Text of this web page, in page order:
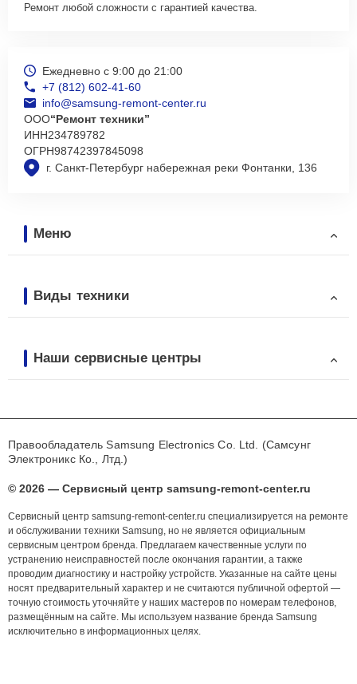
Ремонт любой сложности с гарантией качества.
г. Санкт-Петербург набережная реки Фонтанки, 136
Ежедневно с 9:00 до 21:00
+7 (812) 602-41-60
info@samsung-remont-center.ru
ООО“Ремонт техники”
ИНН234789782
ОГРН98742397845098
Меню
Виды техники
Наши сервисные центры
Правообладатель Samsung Electronics Co. Ltd. (Самсунг
Электроникс Ко., Лтд.)
© 2026 — Сервисный центр samsung-remont-center.ru
Сервисный центр samsung-remont-center.ru специализируется на ремонте
и обслуживании техники Samsung, но не является официальным
сервисным центром бренда. Предлагаем качественные услуги по
устранению неисправностей после окончания гарантии, а также
проводим диагностику и настройку устройств. Указанные на сайте цены
носят предварительный характер и не считаются публичной офертой —
точную стоимость уточняйте у наших мастеров по номерам телефонов,
размещённым на сайте. Мы используем название бренда Samsung
исключительно в информационных целях.